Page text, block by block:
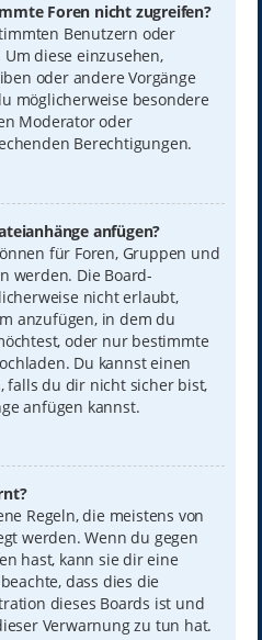
Foren nicht zugreifen?
Benutzern oder
diese einzusehen,
oder andere Vorgänge
möglicherweise besondere
Moderator oder
Berechtigungen.
anfügen?
für Foren, Gruppen und
werden. Die Board-
nicht erlaubt,
anzufügen, in dem du
oder nur bestimmte
Du kannst einen
falls du dir nicht sicher bist,
anfügen kannst.
Regeln, die meistens von
werden. Wenn du gegen
hast, kann sie dir eine
dass dies die
dieses Boards ist und
Verwarnung zu tun hat.